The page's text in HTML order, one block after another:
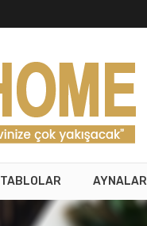
TABLOLAR AYNALAR